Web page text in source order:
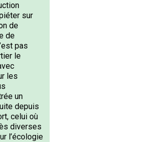
sur
de
de
pas
le
les
un
depuis
celui où
diverses
l’écologie